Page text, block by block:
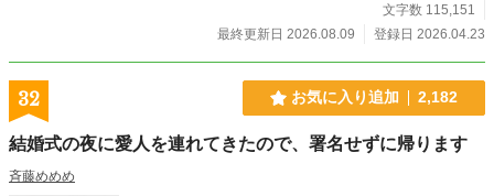
文字数 115,151
最終更新日 2026.08.09
登録日 2026.04.23
32 お気に入り追加 2,182
結婚式の夜に愛人を連れてきたので、署名せずに帰ります
斉藤めめめ